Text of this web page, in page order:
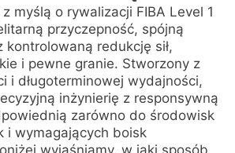
myślą o rywalizacji FIBA Level 1
przyczepność, spójną
kontrolowaną redukcję sił,
i pewne granie. Stworzony z
i długoterminowej wydajności,
inżynierię z responsywną
zarówno do środowisk
i wymagających boisk
wyjaśniamy, w jaki sposób